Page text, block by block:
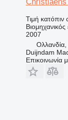
Τιμή κατόπιν
2007
Duijndam
Επικοινωνία